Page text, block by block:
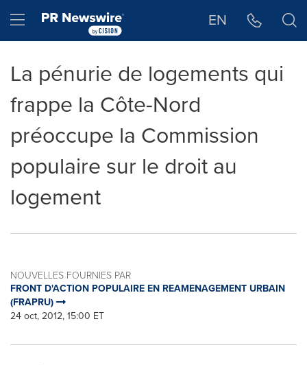
Hamburger menu EN
La pénurie de logements qui
frappe la Côte-Nord
préoccupe la Commission
populaire sur le droit au
logement
NOUVELLES FOURNIES PAR
FRONT D'ACTION POPULAIRE EN REAMENAGEMENT URBAIN
(FRAPRU)
24 oct, 2012, 15:00 ET